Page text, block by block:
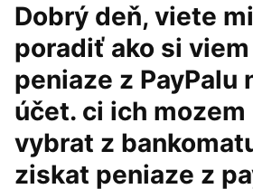
Dobrý deň, viete
poradiť ako si
peniaze z PayPalu
účet. ci ich mozem
vybrat z
ziskat peniaze z